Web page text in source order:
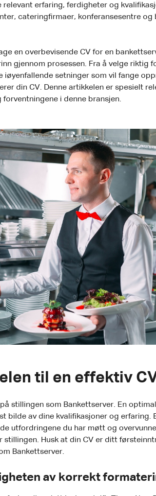
relevant erfaring, ferdigheter og
cateringfirmaer, konferansesentre
en overbevisende CV for en
gjennom prosessen. Fra å velge riktig
setninger som vil fange
din CV. Denne artikkelen er spesielt
i denne bransjen.
til en effektiv
stillingen som Bankettserver. En
bilde av dine kvalifikasjoner og
utfordringene du har møtt og
Husk at din CV er ditt
Bankettserver.
av korrekt